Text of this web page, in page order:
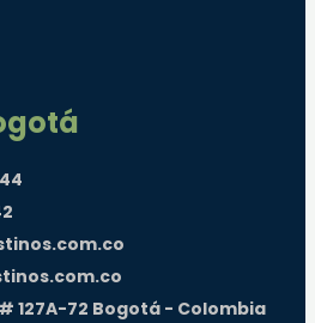
127A-72 Bogotá - Colombia